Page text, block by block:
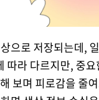
으로 저장되는데,
따라 다르지만, 중
보며 피로감을 줄